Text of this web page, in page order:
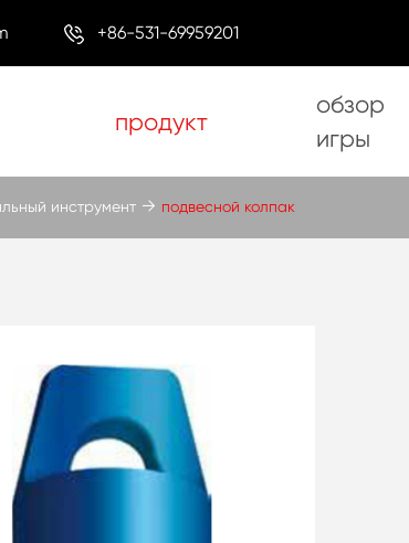
+86-531-69959201
продукт
обзор
игры
инструмент подвесной колпак